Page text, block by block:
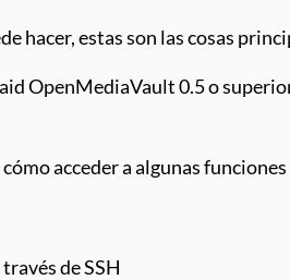
hacer, estas son las cosas
OpenMediaVault 0.5 o
acceder a algunas
de SSH